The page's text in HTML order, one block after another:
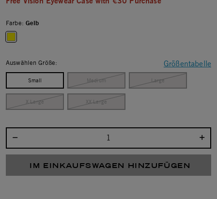
Farbe: Gelb
Größentabelle
Auswählen Größe:
Small Medium Large
X Large XX Large
IM EINKAUFSWAGEN HINZUFÜGEN